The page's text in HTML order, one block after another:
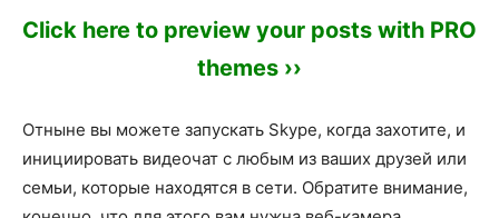
Click here to preview your posts with PRO
themes ››
Отныне вы можете запускать Skype, когда захотите, и
инициировать видеочат с любым из ваших друзей или
семьи, которые находятся в сети. Обратите внимание,